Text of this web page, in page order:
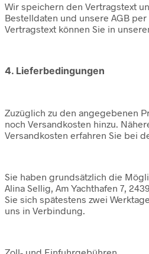
Wir speichern den Vertragstext
Bestelldaten und unsere AGB per
Vertragstext können Sie in
4. Lieferbedingungen
Zuzüglich zu den angegebenen
noch Versandkosten hinzu.
Versandkosten erfahren Sie bei
Sie haben grundsätzlich die
Alina Sellig, Am Yachthafen 7,
Sie sich spätestens zwei
uns in Verbindung.